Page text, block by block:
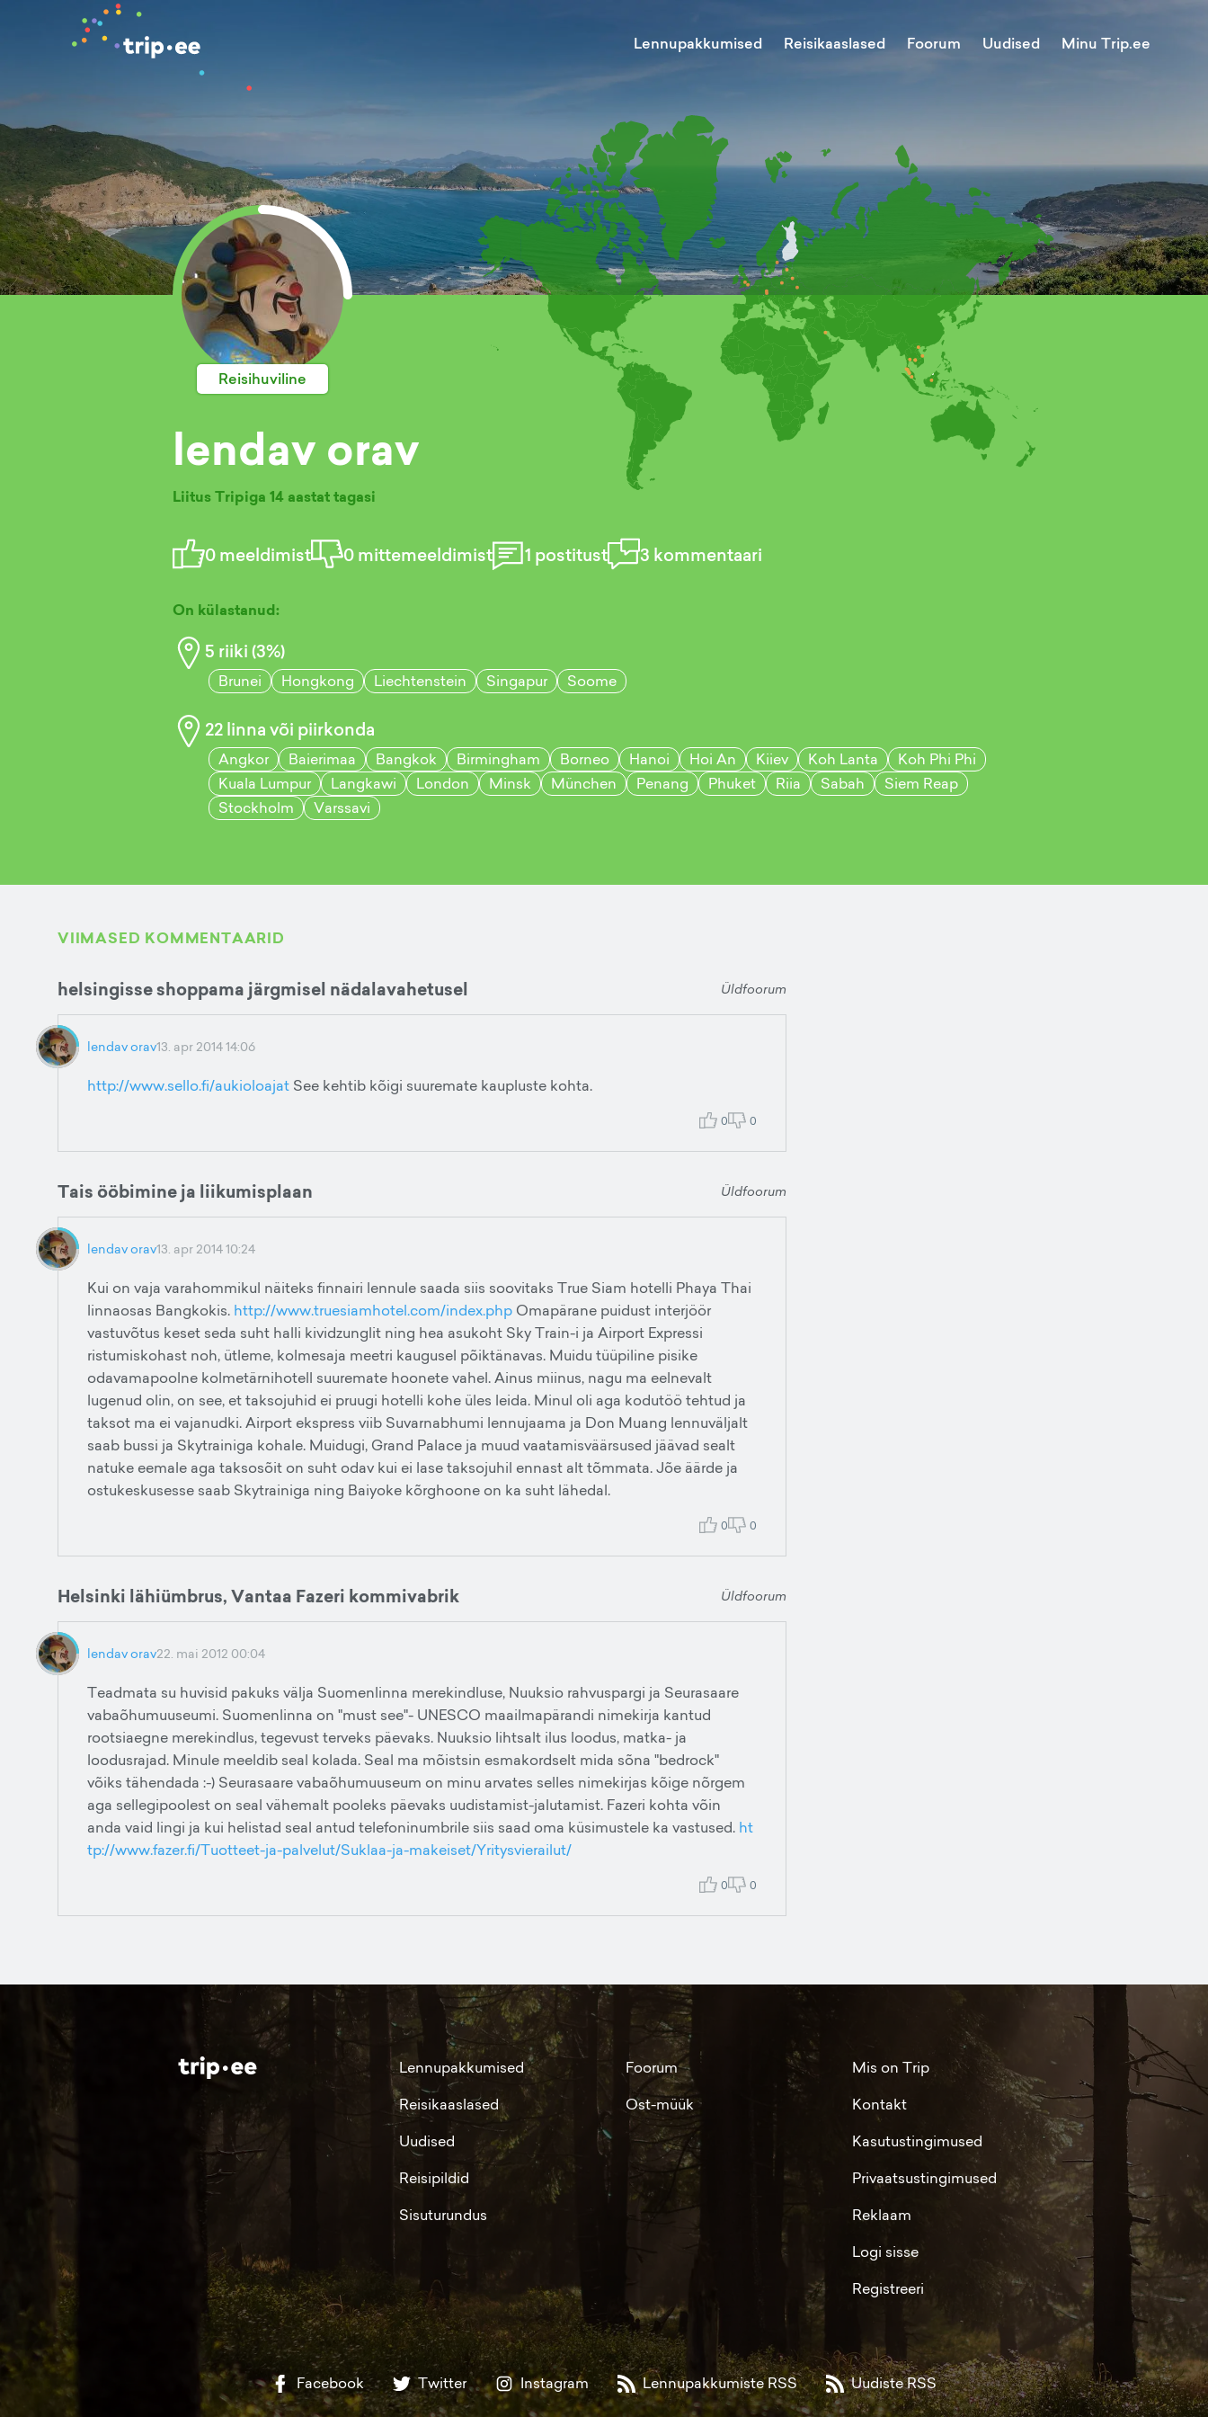
Lennupakkumised Reisikaaslased Foorum Uudised Minu Trip.ee
Reisihuviline
lendav orav
Liitus Tripiga 14 aastat tagasi
0meeldimist 0mittemeeldimist 1 postitust 3 kommentaari
On külastanud:
5 riiki (3%)
Brunei Hongkong Liechtenstein Singapur Soome
22linna või piirkonda
Angkor Baierimaa Bangkok Birmingham Borneo Hanoi Hoi An Kiiev Koh Lanta
Koh Phi Phi
Kuala Lumpur
Langkawi London Minsk München Penang Phuket Riia Sabah
Siem Reap
Stockholm
Varssavi
VIIMASED KOMMENTAARID
helsingisse shoppama järgmisel nädalavahetusel Üldfoorum
lendav orav13. apr 2014 14:06
http://www.sello.fi/aukioloajat See kehtib kõigi suuremate kaupluste kohta.
0 0
Tais ööbimine ja liikumisplaan Üldfoorum
lendav orav13. apr 2014 10:24
Kui on vaja varahommikul näiteks finnairi lennule saada siis soovitaks True Siam hotelli Phaya Thai
linnaosas Bangkokis. http://www.truesiamhotel.com/index.php Omapärane puidust interjöör
vastuvõtus keset seda suht halli kividzunglit ning hea asukoht Sky Train-i ja Airport Expressi
ristumiskohast noh, ütleme, kolmesaja meetri kaugusel põiktänavas. Muidu tüüpiline pisike
odavamapoolne kolmetärnihotell suuremate hoonete vahel. Ainus miinus, nagu ma eelnevalt
lugenud olin, on see, et taksojuhid ei pruugi hotelli kohe üles leida. Minul oli aga kodutöö tehtud ja
taksot ma ei vajanudki. Airport ekspress viib Suvarnabhumi lennujaama ja Don Muang lennuväljalt
saab bussi ja Skytrainiga kohale. Muidugi, Grand Palace ja muud vaatamisväärsused jäävad sealt
natuke eemale aga taksosõit on suht odav kui ei lase taksojuhil ennast alt tõmmata. Jõe äärde ja
ostukeskusesse saab Skytrainiga ning Baiyoke kõrghoone on ka suht lähedal.
0 0
Helsinki lähiümbrus, Vantaa Fazeri kommivabrik Üldfoorum
lendav orav22. mai 2012 00:04
Teadmata su huvisid pakuks välja Suomenlinna merekindluse, Nuuksio rahvuspargi ja Seurasaare
vabaõhumuuseumi. Suomenlinna on "must see"- UNESCO maailmapärandi nimekirja kantud
rootsiaegne merekindlus, tegevust terveks päevaks. Nuuksio lihtsalt ilus loodus, matka- ja
loodusrajad. Minule meeldib seal kolada. Seal ma mõistsin esmakordselt mida sõna "bedrock"
võiks tähendada :-) Seurasaare vabaõhumuuseum on minu arvates selles nimekirjas kõige nõrgem
aga sellegipoolest on seal vähemalt pooleks päevaks uudistamist-jalutamist. Fazeri kohta võin
anda vaid lingi ja kui helistad seal antud telefoninumbrile siis saad oma küsimustele ka vastused. ht
tp://www.fazer.fi/Tuotteet-ja-palvelut/Suklaa-ja-makeiset/Yritysvierailut/
0 0
Lennupakkumised
Reisikaaslased
Uudised
Reisipildid
Sisuturundus
Foorum
Ost-müük
Mis on Trip
Kontakt
Kasutustingimused
Privaatsustingimused
Reklaam
Logi sisse
Registreeri
Facebook Twitter Instagram Lennupakkumiste RSS Uudiste RSS